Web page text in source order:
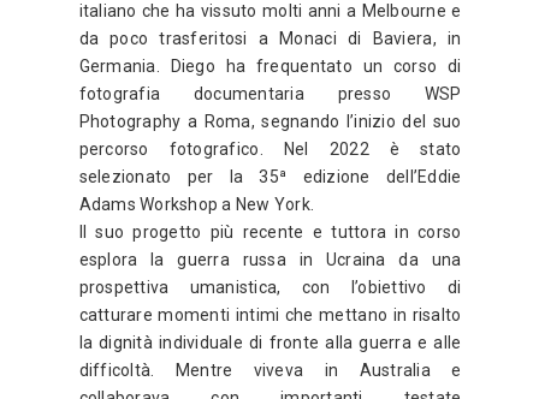
italiano che ha vissuto molti anni a Melbourne e
da poco trasferitosi a Monaci di Baviera, in
Germania. Diego ha frequentato un corso di
fotografia documentaria presso WSP
Photography a Roma, segnando l’inizio del suo
percorso fotografico. Nel 2022 è stato
selezionato per la 35ª edizione dell’Eddie
Adams Workshop a New York.
Il suo progetto più recente e tuttora in corso
esplora la guerra russa in Ucraina da una
prospettiva umanistica, con l’obiettivo di
catturare momenti intimi che mettano in risalto
la dignità individuale di fronte alla guerra e alle
difficoltà. Mentre viveva in Australia e